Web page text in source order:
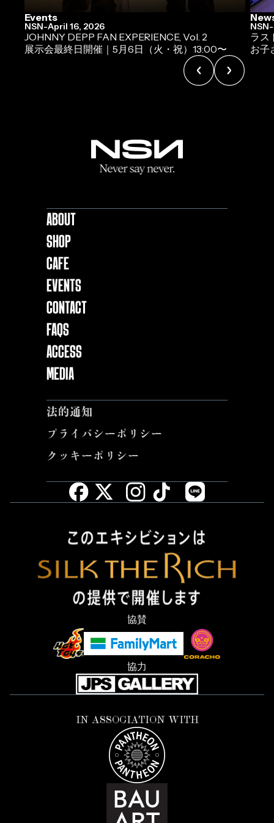
Events
NSN-April 16, 2026
JOHNNY DEPP FAN EXPERIENCE, Vol. 2
展示会最終日開催｜5月6日（火・祝）13:00〜
NSN-
ラス
お子
About
Shop
Cafe
EVENTS
Contact
FAQs
ACCESS
MEDIA
法的通知
プライバシーポリシー
クッキーポリシー
協賛
協力
IN ASSOCIATION WITH